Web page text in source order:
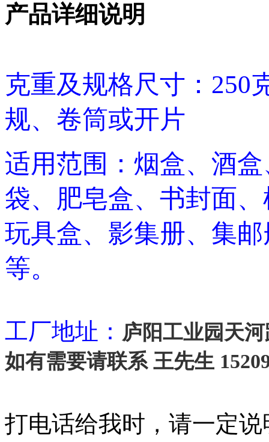
产品详细说明
克重及规格尺寸：250
规、卷筒或开片
适用范围：烟盒、酒
袋、肥皂盒、书封面
玩具盒、影集册、集
等。
工厂地址： 庐阳工业园天
如有需要请联系 王先生
打电话给我时，请一定